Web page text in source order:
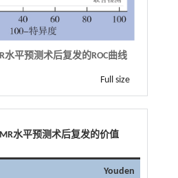
水平预测术后复发的ROC曲线
Full size
水平预测术后复发的价值
Youden